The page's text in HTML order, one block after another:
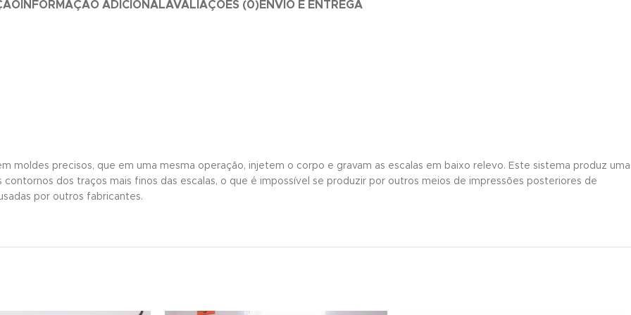
INFORMAÇÃO ADICIONALAVALIAÇÕES (0)ENVIO E ENTREGA
moldes precisos, que em uma mesma operação, injetem o corpo e gravam as escalas em baixo relevo. Este sistema produz uma
dos traços mais finos das escalas, o que é impossível se produzir por outros meios de impressões posteriores de
por outros fabricantes.